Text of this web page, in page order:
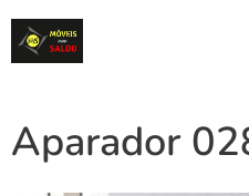
Aparador